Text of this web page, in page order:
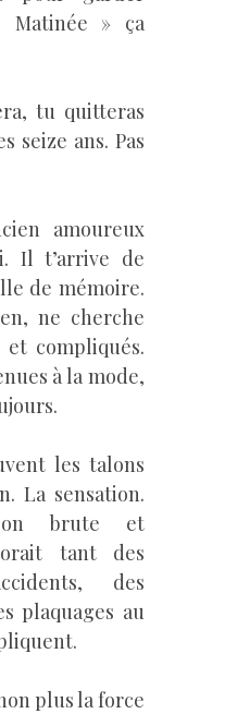
Matinée » ça
tu quitteras
seize ans. Pas
amoureux
Il t’arrive de
de mémoire.
ne cherche
compliqués.
à la mode,
les talons
La sensation.
brute et
tant des
des
plaquages au
plus la force